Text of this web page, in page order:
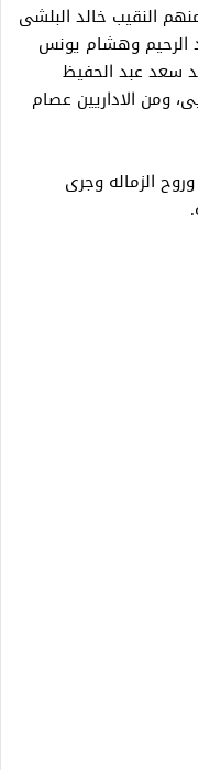
النقيب خالد البلشى
الرحيم وهشام يونس
سعد عبد الحفيظ
ومن الاداريين عصام
الزماله وجرى